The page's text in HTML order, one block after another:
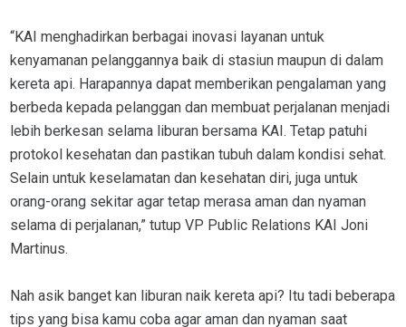
“KAI menghadirkan berbagai inovasi layanan untuk
kenyamanan pelanggannya baik di stasiun maupun di dalam
kereta api. Harapannya dapat memberikan pengalaman yang
berbeda kepada pelanggan dan membuat perjalanan menjadi
lebih berkesan selama liburan bersama KAI. Tetap patuhi
protokol kesehatan dan pastikan tubuh dalam kondisi sehat.
Selain untuk keselamatan dan kesehatan diri, juga untuk
orang-orang sekitar agar tetap merasa aman dan nyaman
selama di perjalanan,” tutup VP Public Relations KAI Joni
Martinus.
Nah asik banget kan liburan naik kereta api? Itu tadi beberapa
tips yang bisa kamu coba agar aman dan nyaman saat